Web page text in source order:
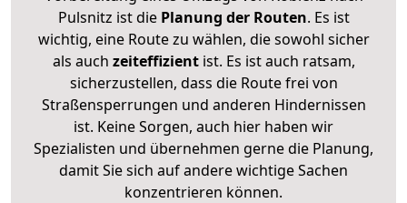
Pulsnitz ist diePlanung der Routen. Es ist
wichtig, eine Route zu wählen, die sowohl sicher
als auch zeiteffizientist. Es ist auch ratsam,
sicherzustellen, dass die Route frei von
Straßensperrungen und anderen Hindernissen
ist. Keine Sorgen, auch hier haben wir
Spezialisten und übernehmen gerne die Planung,
damit Sie sich auf andere wichtige Sachen
konzentrieren können.